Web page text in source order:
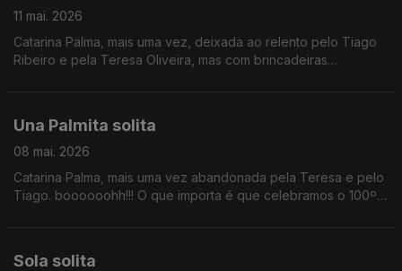
11 mai. 2026
Catarina Palma, mais uma vez, deixada ao relento pelo Tiago
Ribeiro e pela Teresa Oliveira, mas com brincadeiras
Una Palmita solita
08 mai. 2026
Catarina Palma, mais uma vez abandonada pela Teresa e pelo
Tiago. boooooohh!!! O que importa é que celebramos o 100º
Sola solita